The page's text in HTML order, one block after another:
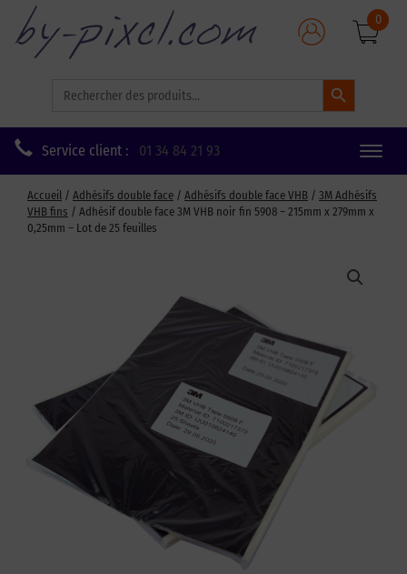
for:
Search Button
0
Service client : 01 34 84 21 93
Toggle
Accueil / Adhésifs double face / Adhésifs double face VHB / 3M Adhésifs
VHB fins / Adhésif double face 3M VHB noir fin 5908 – 215mm x 279mm x
0,25mm – Lot de 25 feuilles